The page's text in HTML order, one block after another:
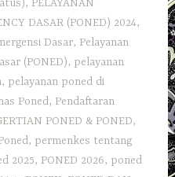
, PELAYANAN
DASAR (PONED) 2024,
Dasar, Pelayanan
(PONED), pelayanan
, pelayanan poned di
Poned, Pendaftaran
PONED & PONED,
, permenkes tentang
2025, PONED 2026, poned